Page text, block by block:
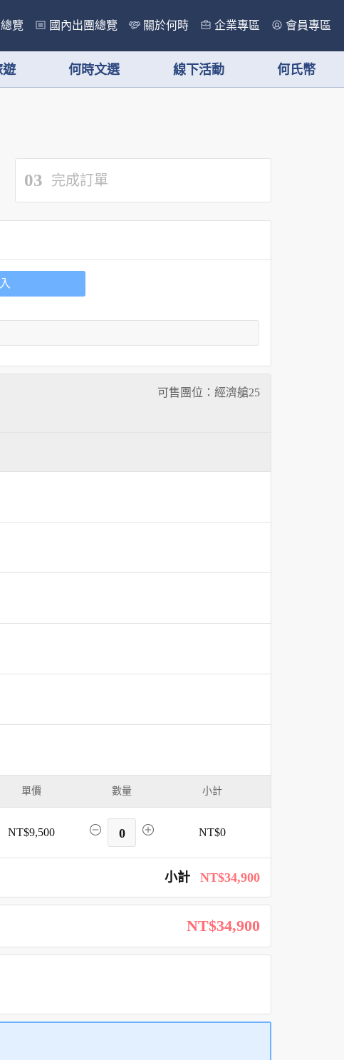
覽 國內出團總覽 關於何時 企業專區 會員專區
何時文選 線下活動 何氏幣
03 完成訂單
可售團位：經濟艙25
單價 數量 小計
NT$9,500 0 NT$0
小計 NT$34,900
NT$34,900